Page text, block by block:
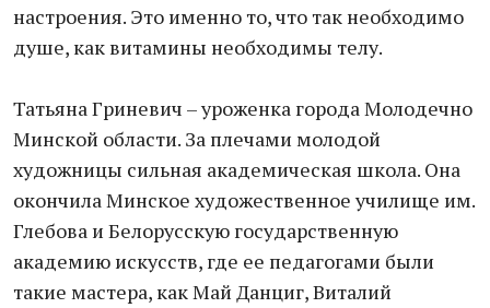
настроения. Это именно то, что так необходимо
душе, как витамины необходимы телу.
Татьяна Гриневич – уроженка города Молодечно
Минской области. За плечами молодой
художницы сильная академическая школа. Она
окончила Минское художественное училище им.
Глебова и Белорусскую государственную
академию искусств, где ее педагогами были
такие мастера, как Май Данциг, Виталий